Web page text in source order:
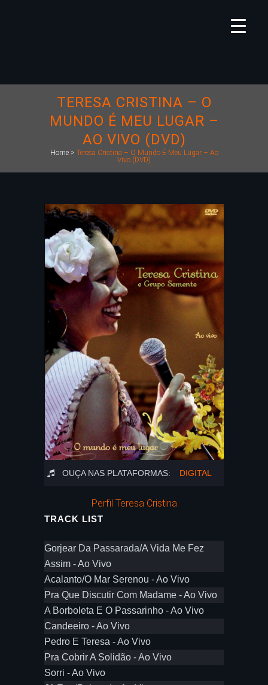
TERESA CRISTINA – O
MUNDO É MEU LUGAR –
AO VIVO (DVD)
Home> Teresa Cristina – O Mundo É Meu Lugar – Ao
Vivo (DVD)
OUÇA NAS PLATAFORMAS: DIGITAL
Perfil Teresa Cristina
TRACK LIST
Gorjear Da Passarada/A Vida Me Fez
Assim - Ao Vivo
Acalanto/O Mar Serenou - Ao Vivo
Pra Que Discutir Com Madame - Ao Vivo
A Borboleta E O Passarinho - Ao Vivo
Candeeiro - Ao Vivo
Pedro E Teresa - Ao Vivo
Pra Cobrir A Solidão - Ao Vivo
Sorri - Ao Vivo